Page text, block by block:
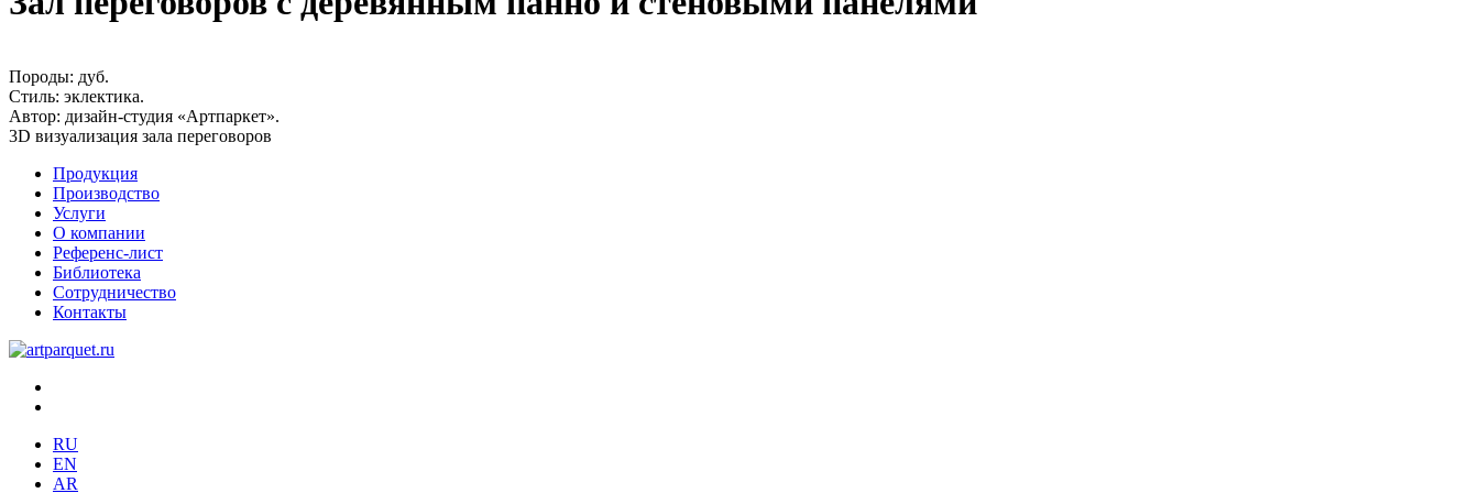
Породы: дуб.
Стиль: эклектика.
Автор: дизайн-студия «Артпаркет».
3D визуализация зала переговоров
Продукция
Производство
Услуги
О компании
Референс-лист
Библиотека
Сотрудничество
Контакты
RU
EN
AR